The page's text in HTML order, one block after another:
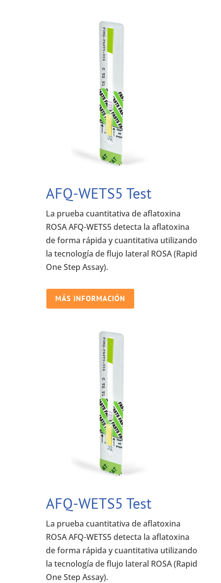
AFQ-WETS5 Test
La prueba cuantitativa de aflatoxina
ROSA AFQ-WETS5 detecta la aflatoxina
de forma rápida y cuantitativa utilizando
la tecnología de flujo lateral ROSA (Rapid
One Step Assay).
MÁS INFORMACIÓN
AFQ-WETS5 Test
La prueba cuantitativa de aflatoxina
ROSA AFQ-WETS5 detecta la aflatoxina
de forma rápida y cuantitativa utilizando
la tecnología de flujo lateral ROSA (Rapid
One Step Assay).